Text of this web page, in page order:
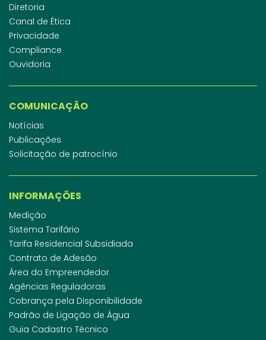
Diretoria
Canal de Ética
Privacidade
Compliance
Ouvidoria
COMUNICAÇÃO
Notícias
Publicações
Solicitação de patrocínio
INFORMAÇÕES
Medição
Sistema Tarifário
Tarifa Residencial Subsidiada
Contrato de Adesão
Área do Empreendedor
Agências Reguladoras
Cobrança pela Disponibilidade
Padrão de Ligação de Água
Guia Cadastro Técnico